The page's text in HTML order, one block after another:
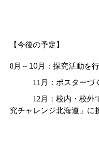
【今後の予定】
8月～ 10月：探究活動を
11 月：ポスターづ
12 月：校内・校外
究チャレンジ北海道」に